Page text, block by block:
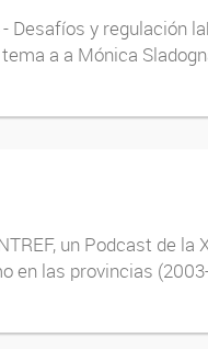
Desafíos y regulación
a a Mónica
un Podcast de la
las provincias